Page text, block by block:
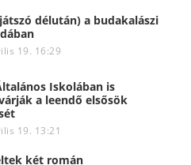
délután) a budakalászi
19. 16:29
Iskolában is
a leendő elsősök
19. 13:21
két román